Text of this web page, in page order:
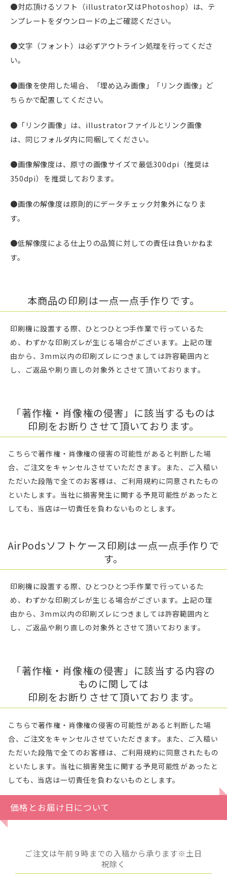
●対応頂けるソフト（illustrator又はPhotoshop）は、テ
ンプレートをダウンロードの上ご確認ください。
●文字（フォント）は必ずアウトライン処理を行ってくださ
い。
●画像を使用した場合、「埋め込み画像」「リンク画像」ど
ちらかで配置してください。
●「リンク画像」は、illustratorファイルとリンク画像
は、同じフォルダ内に同梱してください。
●画像解像度は、原寸の画像サイズで最低300dpi（推奨は
350dpi）を推奨しております。
●画像の解像度は原則的にデータチェック対象外になりま
す。
●低解像度による仕上りの品質に対しての責任は負いかねま
す。
本商品の印刷は一点一点手作りです。
印刷機に設置する際、ひとつひとつ手作業で行っているた
め、わずかな印刷ズレが生じる場合がございます。上記の理
由から、3mm以内の印刷ズレにつきましては許容範囲内と
し、ご返品や刷り直しの対象外とさせて頂いております。
「著作権・肖像権の侵害」に該当するものは
印刷をお断りさせて頂いております。
こちらで著作権・肖像権の侵害の可能性があると判断した場
合、ご注文をキャンセルさせていただきます。また、ご入稿い
ただいた段階で全てのお客様は、ご利用規約に同意されたもの
といたします。当社に損害発生に関する予見可能性があったと
しても、当店は一切責任を負わないものとします。
AirPodsソフトケース印刷は一点一点手作りで
す。
印刷機に設置する際、ひとつひとつ手作業で行っているた
め、わずかな印刷ズレが生じる場合がございます。上記の理
由から、3mm以内の印刷ズレにつきましては許容範囲内と
し、ご返品や刷り直しの対象外とさせて頂いております。
「著作権・肖像権の侵害」に該当する内容の
ものに関しては
印刷をお断りさせて頂いております。
こちらで著作権・肖像権の侵害の可能性があると判断した場
合、ご注文をキャンセルさせていただきます。また、ご入稿い
ただいた段階で全てのお客様は、ご利用規約に同意されたもの
といたします。当社に損害発生に関する予見可能性があったと
しても、当店は一切責任を負わないものとします。
価格とお届け日について
ご注文は午前９時までの入稿から承ります※土日
祝除く